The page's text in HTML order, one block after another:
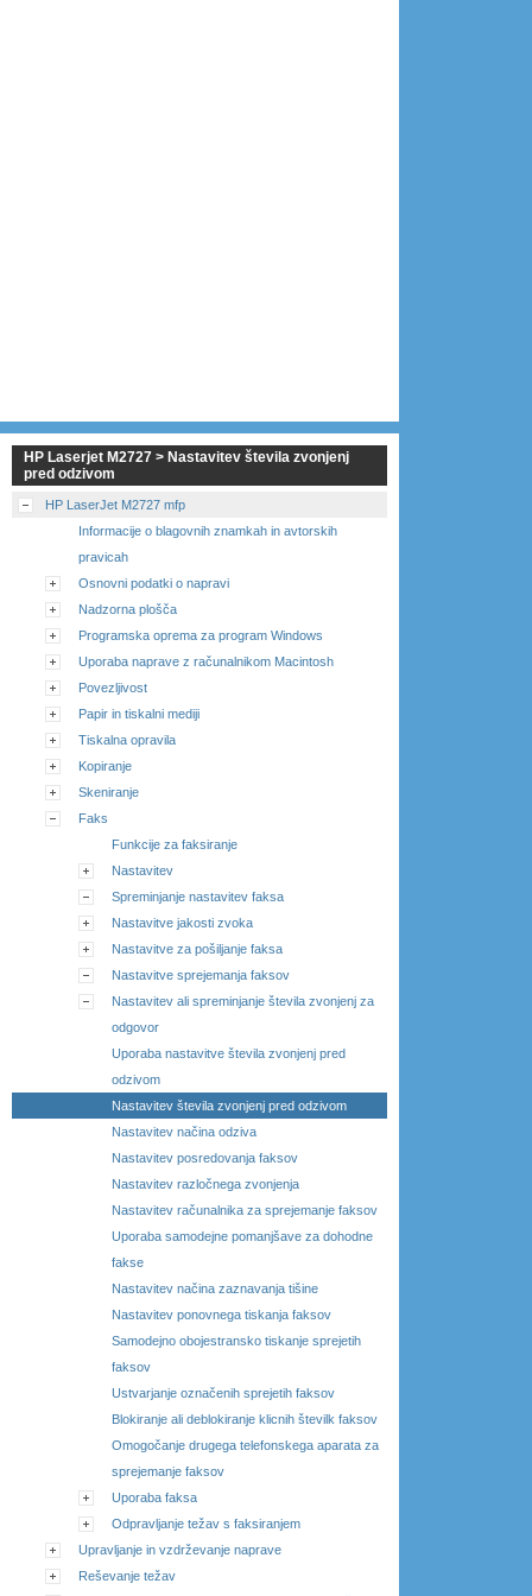
HP Laserjet M2727 > Nastavitev števila zvonjenj
pred odzivom
HP LaserJet M2727 mfp
Informacije o blagovnih znamkah in avtorskih
pravicah
Osnovni podatki o napravi
Nadzorna plošča
Programska oprema za program Windows
Uporaba naprave z računalnikom Macintosh
Povezljivost
Papir in tiskalni mediji
Tiskalna opravila
Kopiranje
Skeniranje
Faks
Funkcije za faksiranje
Nastavitev
Spreminjanje nastavitev faksa
Nastavitve jakosti zvoka
Nastavitve za pošiljanje faksa
Nastavitve sprejemanja faksov
Nastavitev ali spreminjanje števila zvonjenj za
odgovor
Uporaba nastavitve števila zvonjenj pred
odzivom
Nastavitev števila zvonjenj pred odzivom
Nastavitev načina odziva
Nastavitev posredovanja faksov
Nastavitev razločnega zvonjenja
Nastavitev računalnika za sprejemanje faksov
Uporaba samodejne pomanjšave za dohodne
fakse
Nastavitev načina zaznavanja tišine
Nastavitev ponovnega tiskanja faksov
Samodejno obojestransko tiskanje sprejetih
faksov
Ustvarjanje označenih sprejetih faksov
Blokiranje ali deblokiranje klicnih številk faksov
Omogočanje drugega telefonskega aparata za
sprejemanje faksov
Uporaba faksa
Odpravljanje težav s faksiranjem
Upravljanje in vzdrževanje naprave
Reševanje težav